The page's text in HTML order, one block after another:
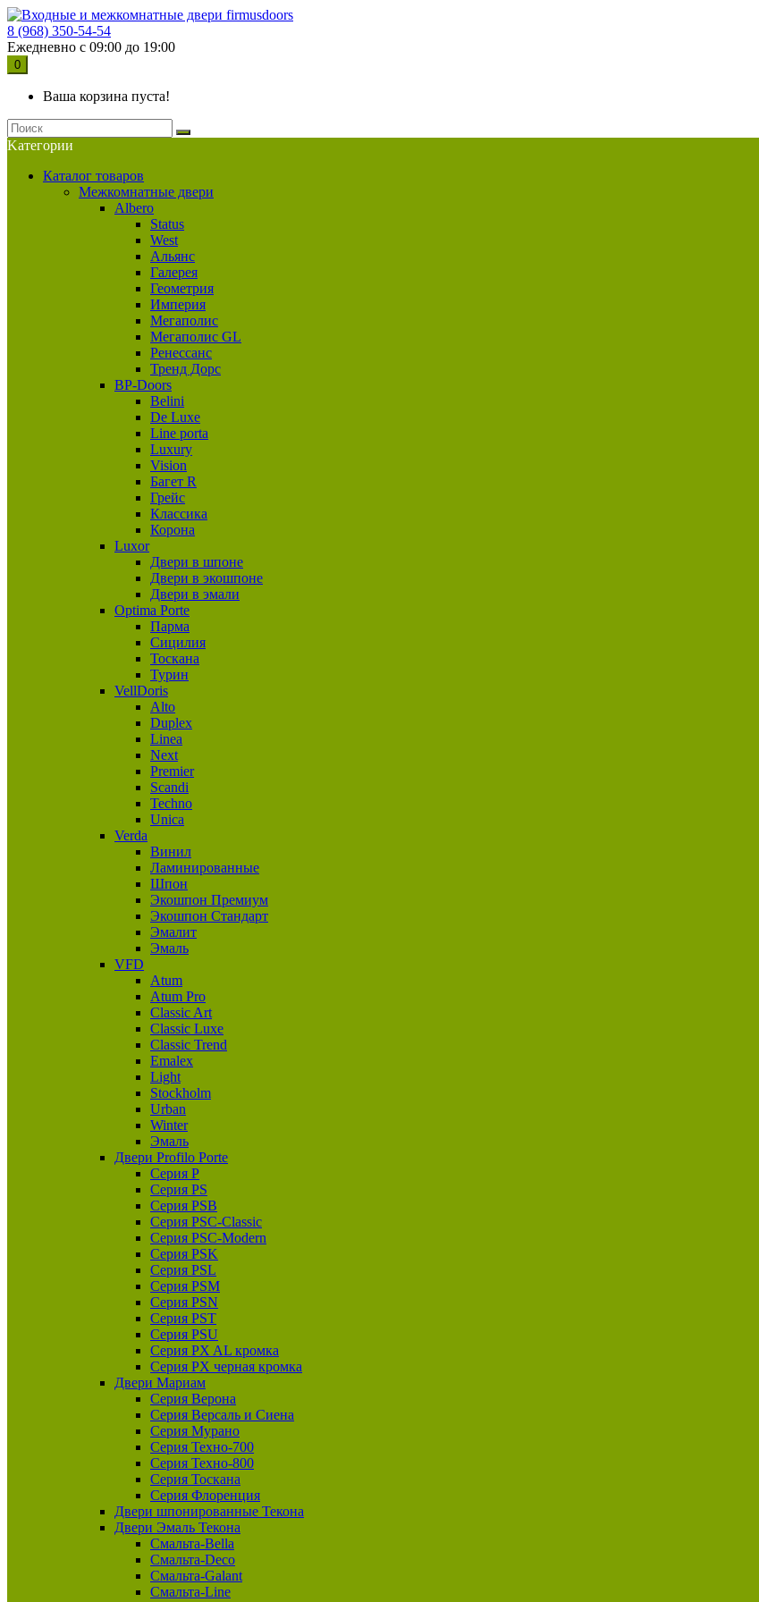
8 (968) 350-54-54
Ежедневно с 09:00 до 19:00
0
Ваша корзина пуста!
Kатегории
Каталог товаров
Межкомнатные двери
Albero
Status
West
Альянс
Галерея
Геометрия
Империя
Мегаполис
Мегаполис GL
Ренессанс
Тренд Дорс
BP-Doors
Belini
De Luxe
Line porta
Luxury
Vision
Багет R
Грейс
Классика
Корона
Luxor
Двери в шпоне
Двери в экошпоне
Двери в эмали
Optima Porte
Парма
Сицилия
Тоскана
Турин
VellDoris
Alto
Duplex
Linea
Next
Premier
Scandi
Techno
Unica
Verda
Винил
Ламинированные
Шпон
Экошпон Премиум
Экошпон Стандарт
Эмалит
Эмаль
VFD
Atum
Atum Pro
Classic Art
Classic Luxe
Classic Trend
Emalex
Light
Stockholm
Urban
Winter
Эмаль
Двери Profilo Porte
Серия P
Серия PS
Серия PSB
Серия PSC-Classic
Серия PSC-Modern
Серия PSK
Серия PSL
Серия PSM
Серия PSN
Серия PST
Серия PSU
Серия PX AL кромка
Серия PX черная кромка
Двери Мариам
Серия Верона
Серия Версаль и Сиена
Серия Мурано
Серия Техно-700
Серия Техно-800
Серия Тоскана
Серия Флоренция
Двери шпонированные Текона
Двери Эмаль Текона
Смальта-Bella
Смальта-Deco
Смальта-Galant
Смальта-Line